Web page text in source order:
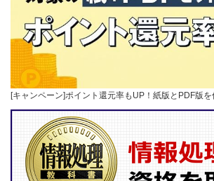
[キャンペーン]ポイント還元率もUP！紙版とPDF版